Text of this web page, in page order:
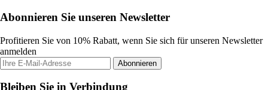
Abonnieren Sie unseren Newsletter
Profitieren Sie von 10% Rabatt, wenn Sie sich für unseren Newsletter
anmelden
Abonnieren
Bleiben Sie in Verbindung